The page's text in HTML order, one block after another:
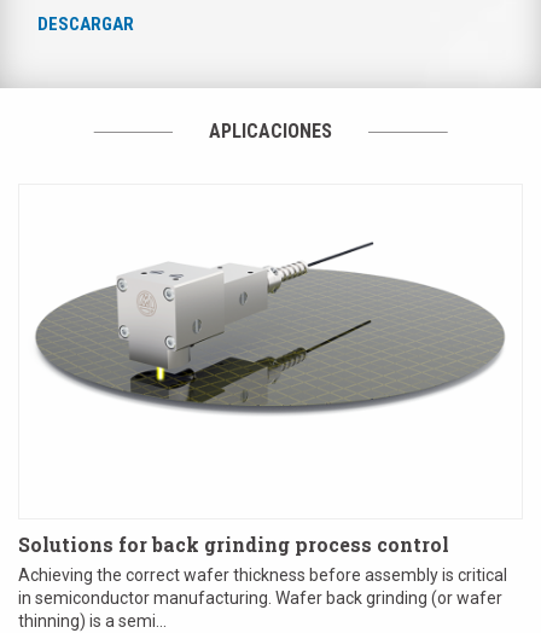
DESCARGAR
APLICACIONES
Solutions for back grinding process control
Achieving the correct wafer thickness before assembly is critical
in semiconductor manufacturing. Wafer back grinding (or wafer
thinning) is a semi...